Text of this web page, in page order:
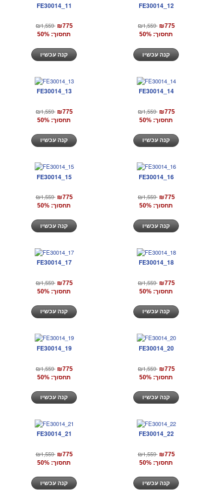
FE30014_11
₪1,559 ₪775
תחסוך: 50%
FE30014_12
₪1,559 ₪775
תחסוך: 50%
FE30014_13
₪1,559 ₪775
תחסוך: 50%
FE30014_14
₪1,559 ₪775
תחסוך: 50%
FE30014_15
₪1,559 ₪775
תחסוך: 50%
FE30014_16
₪1,559 ₪775
תחסוך: 50%
FE30014_17
₪1,559 ₪775
תחסוך: 50%
FE30014_18
₪1,559 ₪775
תחסוך: 50%
FE30014_19
₪1,559 ₪775
תחסוך: 50%
FE30014_20
₪1,559 ₪775
תחסוך: 50%
FE30014_21
₪1,559 ₪775
תחסוך: 50%
FE30014_22
₪1,559 ₪775
תחסוך: 50%